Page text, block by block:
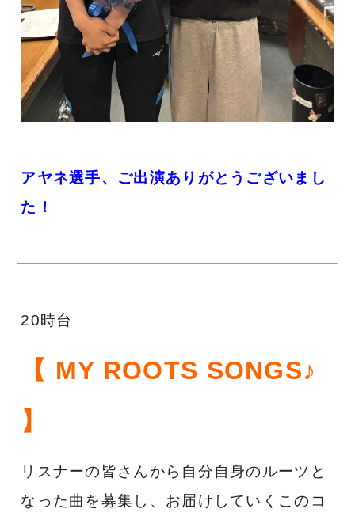
アヤネ選手、 ご出演ありがとうございまし
た！
20時台
【 MY ROOTS SONGS♪
】
リスナーの皆さんから自分自身のルーツと
なった曲を募集し、 お届けしていくこのコ